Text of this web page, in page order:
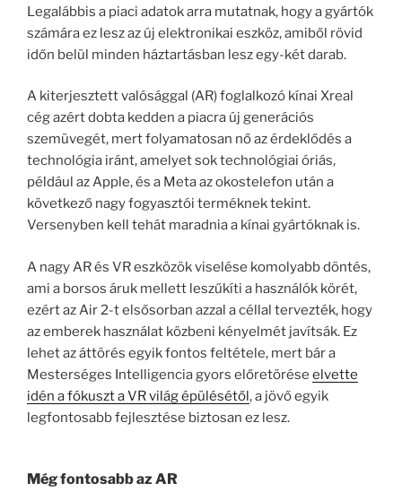
Legalábbis a piaci adatok arra mutatnak, hogy a gyártók
számára ez lesz az új elektronikai eszköz, amiből rövid
időn belül minden háztartásban lesz egy-két darab.
A kiterjesztett valósággal (AR) foglalkozó kínai Xreal
cég azért dobta kedden a piacra új generációs
szemüvegét, mert folyamatosan nő az érdeklődés a
technológia iránt, amelyet sok technológiai óriás,
például az Apple, és a Meta az okostelefon után a
következő nagy fogyasztói terméknek tekint.
Versenyben kell tehát maradnia a kínai gyártóknak is.
A nagy AR és VR eszközök viselése komolyabb döntés,
ami a borsos áruk mellett leszűkíti a használók körét,
ezért az Air 2-t elsősorban azzal a céllal tervezték, hogy
az emberek használat közbeni kényelmét javítsák. Ez
lehet az áttörés egyik fontos feltétele, mert bár a
Mesterséges Intelligencia gyors előretörése elvette
idén a fókuszt a VR világ épülésétől, a jövő egyik
legfontosabb fejlesztése biztosan ez lesz.
Még fontosabb az AR